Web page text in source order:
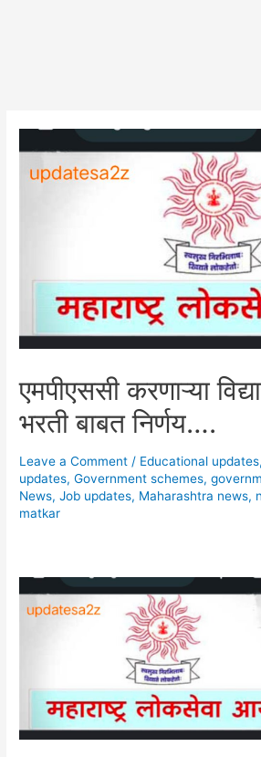
एमपीएससी करणाऱ्या
भरती बाबत निर्णय….
Leave a Comment / Educational updates
updates,Government schemes,
News,Job updates, Maharashtra news,
matkar